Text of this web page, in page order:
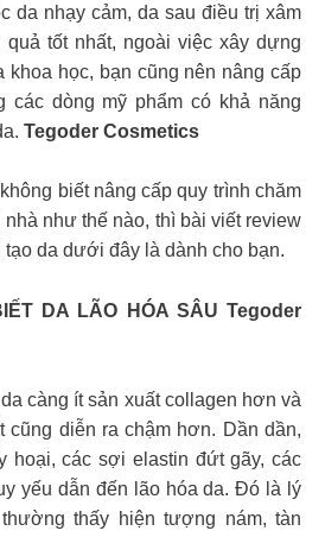
da nhạy cảm, da sau điều trị xâm
quả tốt nhất, ngoài việc xây dựng
khoa học, bạn cũng nên nâng cấp
các dòng mỹ phẩm có khả năng
Tegoder Cosmetics
biết nâng cấp quy trình chăm
như thế nào, thì bài viết review
tạo da dưới đây là dành cho bạn.
DA LÃO HÓA SÂU Tegoder
càng ít sản xuất collagen hơn và
cũng diễn ra chậm hơn. Dần dần,
hoại, các sợi elastin đứt gãy, các
yếu dẫn đến lão hóa da. Đó là lý
thấy hiện tượng nám, tàn